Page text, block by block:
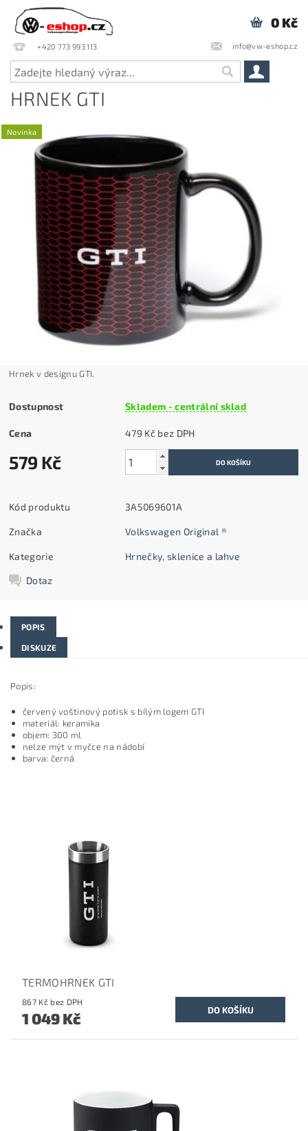
+420 773 993 113 info@vw-eshop.cz
0 Kč
HRNEK GTI
Novinka
Hrnek v designu GTI.
Dostupnost Skladem - centrální sklad
Cena 479 Kč bez DPH
579 Kč
Kód produktu 3A5069601A
Značka Volkswagen Original ®
Kategorie Hrnečky, sklenice a lahve
Dotaz
POPIS
DISKUZE
Popis:
červený voštinový potisk s bílým logem GTI
materiál: keramika
objem: 300 ml
nelze mýt v myčce na nádobí
barva: černá
TERMOHRNEK GTI
867 Kč bez DPH
1 049 Kč